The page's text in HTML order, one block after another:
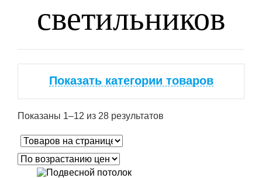
светильников
Показать категории товаров
Показаны 1–12 из 28 результатов